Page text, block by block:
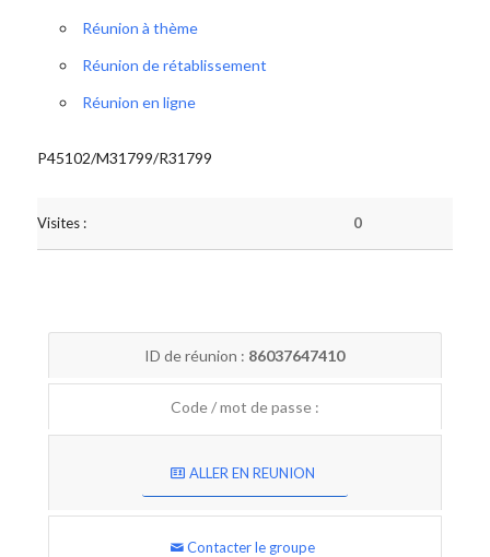
Réunion à thème
Réunion de rétablissement
Réunion en ligne
P45102/M31799/R31799
Visites : 0
ID de réunion : 86037647410
Code / mot de passe :
ALLER EN REUNION
Contacter le groupe